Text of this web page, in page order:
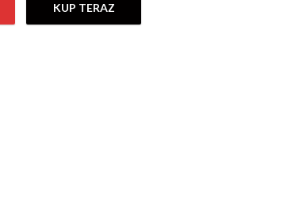
KUP TERAZ